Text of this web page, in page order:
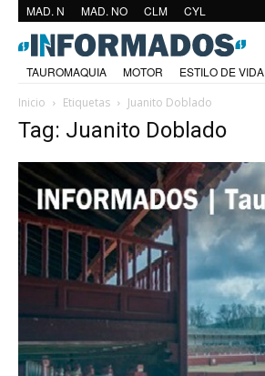
MAD. N MAD. NO CLM CYL
TAUROMAQUIA MOTOR
ESTILO DE VIDA
Inicio
Etiquetas Juanito Doblado
Tag: Juanito Doblado